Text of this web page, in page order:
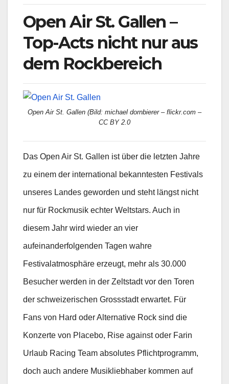
Open Air St. Gallen –
Top-Acts nicht nur aus
dem Rockbereich
Open Air St. Gallen (Bild: michael dornbierer – flickr.com –
CC BY 2.0
Das Open Air St. Gallen ist über die letzten Jahre
zu einem der international bekanntesten Festivals
unseres Landes geworden und steht längst nicht
nur für Rockmusik echter Weltstars. Auch in
diesem Jahr wird wieder an vier
aufeinanderfolgenden Tagen wahre
Festivalatmosphäre erzeugt, mehr als 30.000
Besucher werden in der Zeltstadt vor den Toren
der schweizerischen Grossstadt erwartet. Für
Fans von Hard oder Alternative Rock sind die
Konzerte von Placebo, Rise against oder Farin
Urlaub Racing Team absolutes Pflichtprogramm,
doch auch andere Musikliebhaber kommen auf